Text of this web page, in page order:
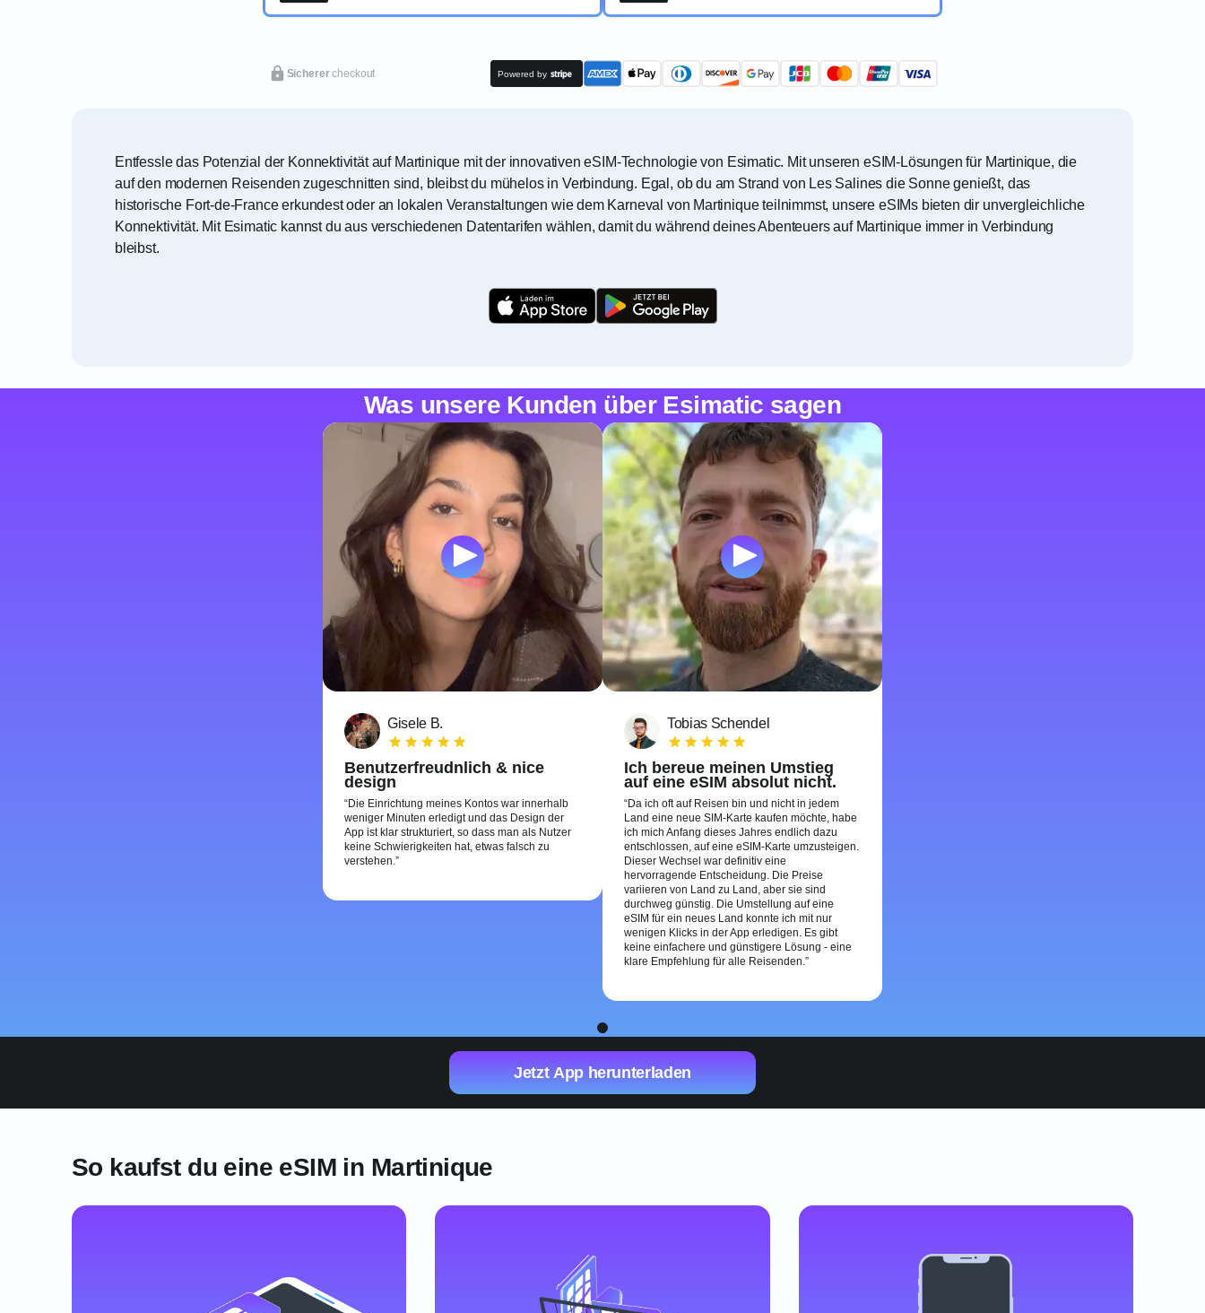
Sicherercheckout Powered by
Entfessle das Potenzial der Konnektivität auf Martinique mit der innovativen eSIM-Technologie von Esimatic. Mit unseren eSIM-Lösungen für Martinique, die
auf den modernen Reisenden zugeschnitten sind, bleibst du mühelos in Verbindung. Egal, ob du am Strand von Les Salines die Sonne genießt, das
historische Fort-de-France erkundest oder an lokalen Veranstaltungen wie dem Karneval von Martinique teilnimmst, unsere eSIMs bieten dir unvergleichliche
Konnektivität. Mit Esimatic kannst du aus verschiedenen Datentarifen wählen, damit du während deines Abenteuers auf Martinique immer in Verbindung
bleibst.
Was unsere Kunden über Esimatic sagen
Gisele B.
Benutzerfreudnlich & nice
design
Die Einrichtung meines Kontos war innerhalb
weniger Minuten erledigt und das Design der
App ist klar strukturiert, so dass man als Nutzer
keine Schwierigkeiten hat, etwas falsch zu
verstehen.
Tobias Schendel
Ich bereue meinen Umstieg
auf eine eSIM absolut nicht.
Da ich oft auf Reisen bin und nicht in jedem
Land eine neue SIM-Karte kaufen möchte, habe
ich mich Anfang dieses Jahres endlich dazu
entschlossen, auf eine eSIM-Karte umzusteigen.
Dieser Wechsel war definitiv eine
hervorragende Entscheidung. Die Preise
variieren von Land zu Land, aber sie sind
durchweg günstig. Die Umstellung auf eine
eSIM für ein neues Land konnte ich mit nur
wenigen Klicks in der App erledigen. Es gibt
keine einfachere und günstigere Lösung - eine
klare Empfehlung für alle Reisenden.
1
Jetzt App herunterladen
So kaufst du eine eSIM in Martinique